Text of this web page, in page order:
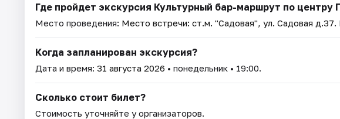
Где пройдет экскурсия Культурный бар-маршрут по центру
Место проведения: Место встречи: ст.м. "Садовая", ул. Садовая д.37.
Когда запланирован экскурсия?
Дата и время: 31 августа 2026 • понедельник • 19:00.
Сколько стоит билет?
Стоимость уточняйте у организаторов.